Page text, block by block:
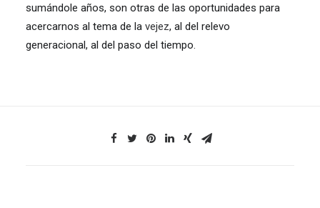
sumándole años, son otras de las oportunidades para
acercarnos al tema de la vejez, al del relevo
generacional, al del paso del tiempo.